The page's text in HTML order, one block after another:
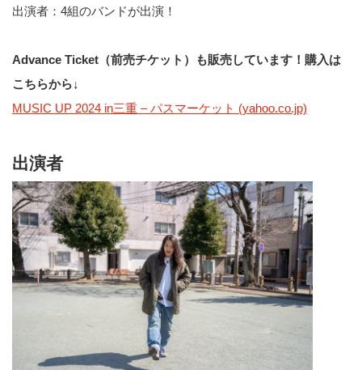
出演者：4組のバンドが出演！
Advance Ticket（前売チケット）も販売しています！購入は
こちらから↓
MUSIC UP 2024 in三重 – パスマーケット (yahoo.co.jp)
出演者